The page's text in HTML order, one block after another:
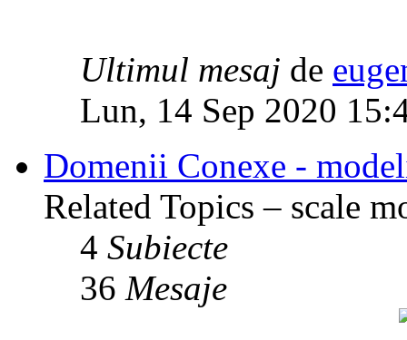
Ultimul mesaj de
Lun, 14 Sep 2020
Domenii Conexe -
Related Topics – scale
4 Subiecte
36 Mesaje